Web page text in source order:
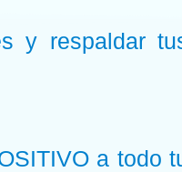
y respaldar
a todo